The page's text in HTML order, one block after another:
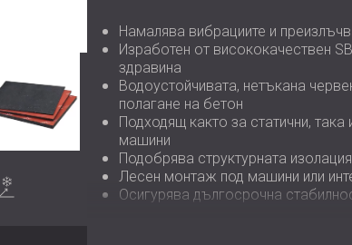
Намалява вибрациите и
Изработен от висококачествен
здравина
Водоустойчивата, нетъкана
полагане на бетон
Подходящ както за статични,
машини
Подобрява структурната
Лесен монтаж под машини или
Осигурява дългосрочна